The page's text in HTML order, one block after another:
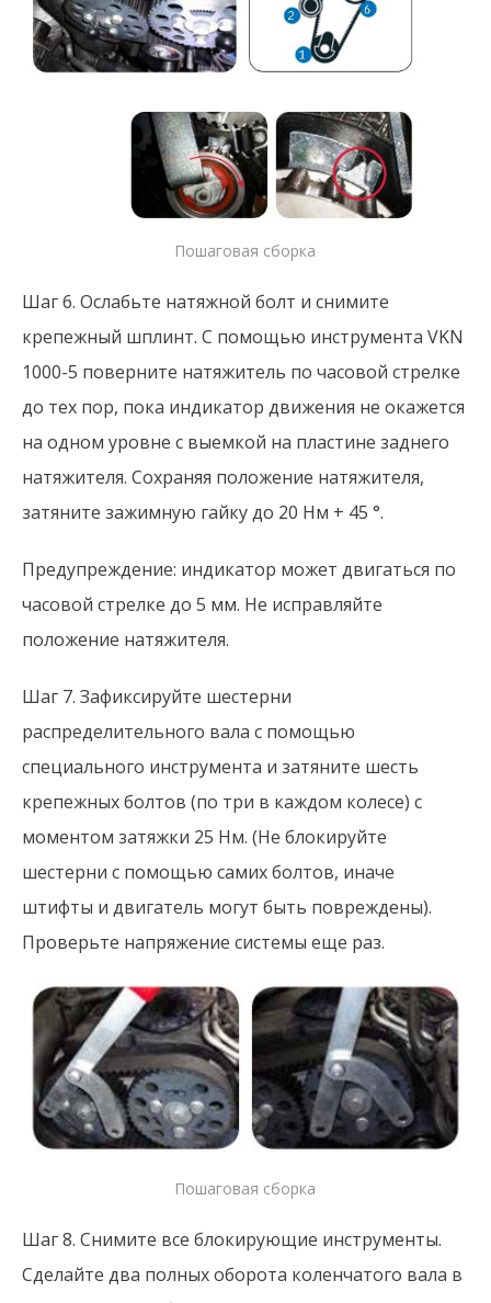
Пошаговая сборка
Шаг 6. Ослабьте натяжной болт и снимите
крепежный шплинт. С помощью инструмента VKN
1000-5 поверните натяжитель по часовой стрелке
до тех пор, пока индикатор движения не окажется
на одном уровне с выемкой на пластине заднего
натяжителя. Сохраняя положение натяжителя,
затяните зажимную гайку до 20 Нм + 45 °.
Предупреждение: индикатор может двигаться по
часовой стрелке до 5 мм. Не исправляйте
положение натяжителя.
Шаг 7. Зафиксируйте шестерни
распределительного вала с помощью
специального инструмента и затяните шесть
крепежных болтов (по три в каждом колесе) с
моментом затяжки 25 Нм. (Не блокируйте
шестерни с помощью самих болтов, иначе
штифты и двигатель могут быть повреждены).
Проверьте напряжение системы еще раз.
Пошаговая сборка
Шаг 8. Снимите все блокирующие инструменты.
Сделайте два полных оборота коленчатого вала в